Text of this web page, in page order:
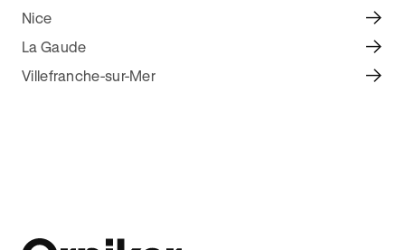
Nice
La Gaude
Villefranche-sur-Mer